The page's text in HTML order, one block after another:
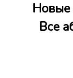
Новые
Все